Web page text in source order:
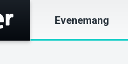
Evenemang